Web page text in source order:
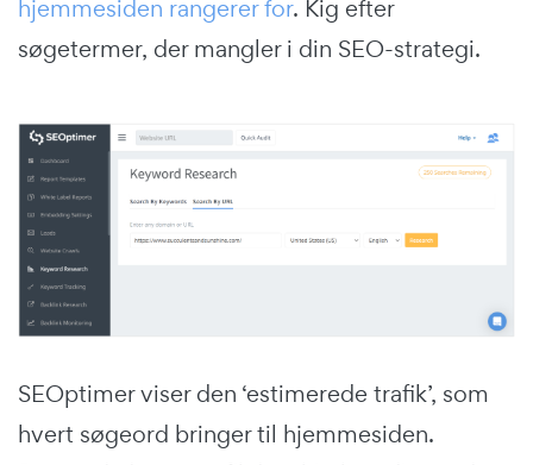
hjemmesiden rangerer for. Kig efter
søgetermer, der mangler i din SEO-strategi.
SEOptimer viser den ‘estimerede trafik’, som
hvert søgeord bringer til hjemmesiden.